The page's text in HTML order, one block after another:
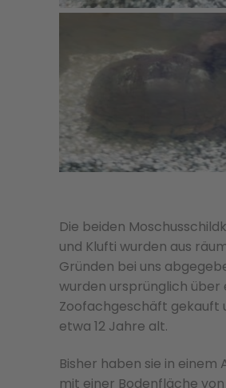
Die beiden
und Klufti wurden aus
Gründen bei uns
wurden ursprünglich über
Zoofachgeschäft gekauft
etwa 12 Jahre alt.
Bisher haben sie in einem
mit einer Bodenfläche von